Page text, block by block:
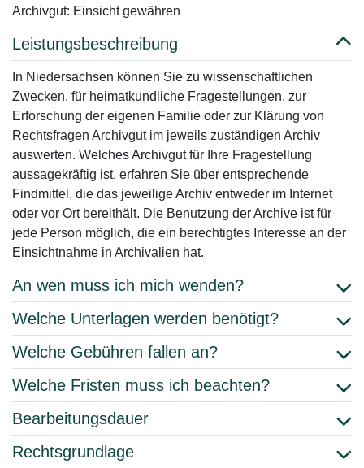
Archivgut: Einsicht gewähren
Leistungsbeschreibung
In Niedersachsen können Sie zu wissenschaftlichen
Zwecken, für heimatkundliche Fragestellungen, zur
Erforschung der eigenen Familie oder zur Klärung von
Rechtsfragen Archivgut im jeweils zuständigen Archiv
auswerten. Welches Archivgut für Ihre Fragestellung
aussagekräftig ist, erfahren Sie über entsprechende
Findmittel, die das jeweilige Archiv entweder im Internet
oder vor Ort bereithält. Die Benutzung der Archive ist für
jede Person möglich, die ein berechtigtes Interesse an der
Einsichtnahme in Archivalien hat.
An wen muss ich mich wenden?
Welche Unterlagen werden benötigt?
Welche Gebühren fallen an?
Welche Fristen muss ich beachten?
Bearbeitungsdauer
Rechtsgrundlage